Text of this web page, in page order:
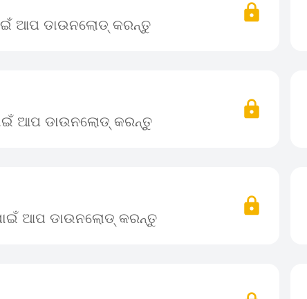
ଆପ ଡାଉନଲୋଡ୍ କରନ୍ତୁ
ଆପ ଡାଉନଲୋଡ୍ କରନ୍ତୁ
ଆପ ଡାଉନଲୋଡ୍ କରନ୍ତୁ